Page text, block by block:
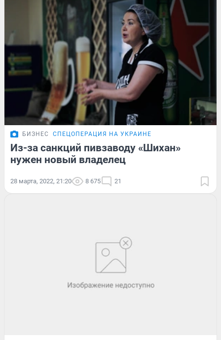
БИЗНЕС СПЕЦОПЕРАЦИЯ НА УКРАИНЕ
Из-за санкций пивзаводу «Шихан»
нужен новый владелец
28 марта, 2022, 21:20 8 675 21